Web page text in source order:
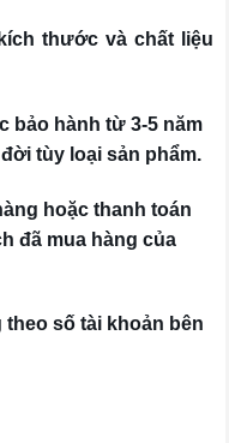
thước và chất liệu
bảo hành từ 3-5 năm
tùy loại sản phẩm.
hoặc thanh toán
đã mua hàng của
số tài khoản bên